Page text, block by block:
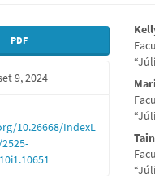
PDF
9, 2024
10.26668/IndexL